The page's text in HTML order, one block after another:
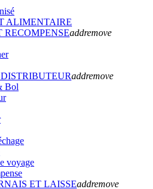
ALIMENTAIRE
RECOMPENSEaddremove
addremove
Bol
voyage
ET LAISSEaddremove